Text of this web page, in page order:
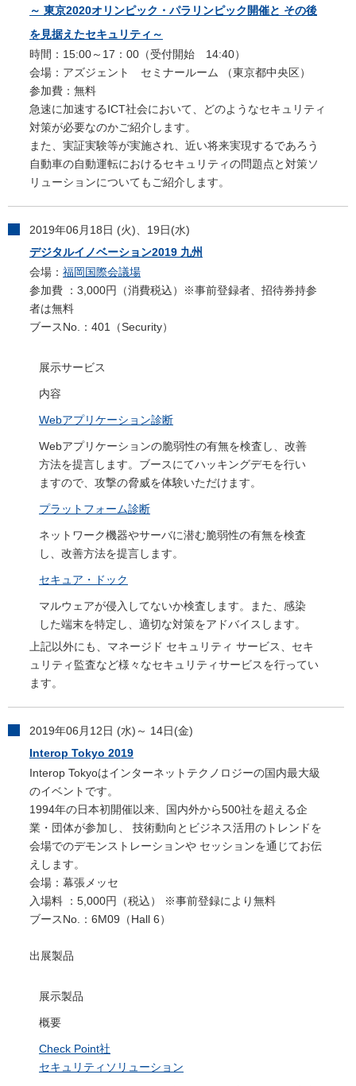
～ 東京2020オリンピック・パラリンピック開催と その後
を見据えたセキュリティ～
時間：15:00～17：00（受付開始 14:40）
会場：アズジェント セミナールーム （東京都中央区）
参加費：無料
急速に加速するICT社会において、どのようなセキュリティ
対策が必要なのかご紹介します。
また、実証実験等が実施され、近い将来実現するであろう
自動車の自動運転におけるセキュリティの問題点と対策ソ
リューションについてもご紹介します。
2019年06月18日 (火)、19日(水)
デジタルイノベーション2019 九州
会場： 福岡国際会議場
参加費 ：3,000円（消費税込）※事前登録者、招待券持参
者は無料
ブースNo.：401（Security）
展示サービス
内容
Webアプリケーション診断
Webアプリケーションの脆弱性の有無を検査し、改善
方法を提言します。ブースにてハッキングデモを行い
ますので、攻撃の脅威を体験いただけます。
プラットフォーム診断
ネットワーク機器やサーバに潜む脆弱性の有無を検査
し、改善方法を提言します。
セキュア・ドック
マルウェアが侵入してないか検査します。また、感染
した端末を特定し、適切な対策をアドバイスします。
上記以外にも、マネージド セキュリティ サービス、セキ
ュリティ監査など様々なセキュリティサービスを行ってい
ます。
2019年06月12日 (水)～ 14日(金)
Interop Tokyo 2019
Interop Tokyoはインターネットテクノロジーの国内最大級
のイベントです。
1994年の日本初開催以来、国内外から500社を超える企
業・団体が参加し、 技術動向とビジネス活用のトレンドを
会場でのデモンストレーションや セッションを通じてお伝
えします。
会場：幕張メッセ
入場料 ：5,000円（税込） ※事前登録により無料
ブースNo.：6M09（Hall 6）
出展製品
展示製品
概要
Check Point社
セキュリティソリューション